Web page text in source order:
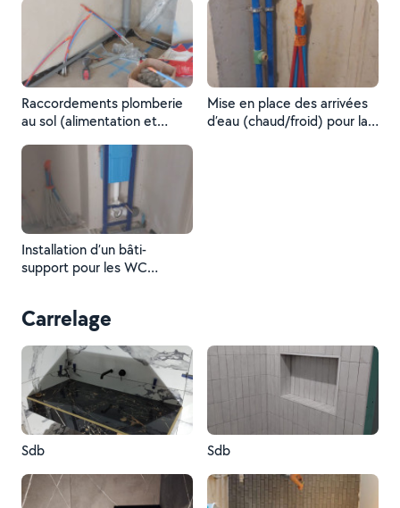
montage de meuble et
en main.
Raccordements plomberie
au sol (alimentation et
Mise en place des arrivées
d’eau (chaud/froid) pour la
Installation d’un bâti-
support pour les WC
Carrelage
Sdb Sdb